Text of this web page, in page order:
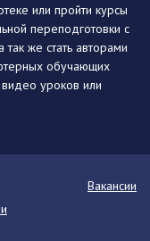
или пройти курсы
переподготовки с
же стать авторами
обучающих
уроков или
Вакансии